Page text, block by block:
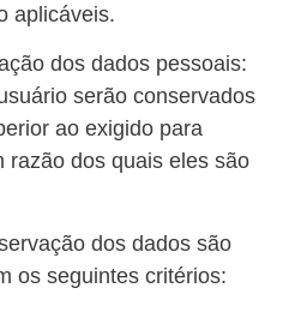
aplicáveis.
dos dados pessoais:
serão conservados
ao exigido para
razão dos quais eles são
dos dados são
os seguintes critérios: